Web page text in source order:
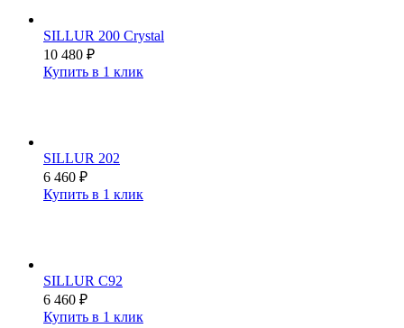
SILLUR 200 Crystal
10 480 ₽
Купить в 1 клик
SILLUR 202
6 460 ₽
Купить в 1 клик
SILLUR C92
6 460 ₽
Купить в 1 клик